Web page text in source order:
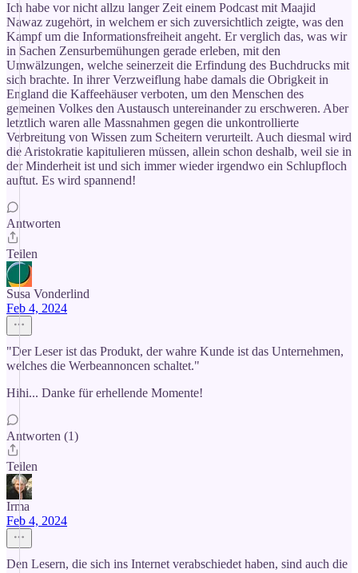
Ich habe vor nicht allzu langer Zeit einem Podcast mit Maajid
Nawaz zugehört, in welchem er sich zuversichtlich zeigte, was den
Kampf um die Informationsfreiheit angeht. Er verglich das, was wir
in Sachen Zensurbemühungen gerade erleben, mit den
Umwälzungen, welche seinerzeit die Erfindung des Buchdrucks mit
sich brachte. In ihrer Verzweiflung habe damals die Obrigkeit in
England die Kaffeehäuser verboten, um den Menschen des
gemeinen Volkes den Austausch untereinander zu erschweren. Aber
letztlich waren alle Massnahmen gegen die unkontrollierte
Verbreitung von Wissen zum Scheitern verurteilt. Auch diesmal wird
die Aristokratie kapitulieren müssen, allein schon deshalb, weil sie in
der Minderheit ist und sich immer wieder irgendwo ein Schlupfloch
auftut. Es wird spannend!
Antworten
Teilen
Susa Vonderlind
Feb 4, 2024
"Der Leser ist das Produkt, der wahre Kunde ist das Unternehmen,
welches die Werbeannoncen schaltet."
Hihi... Danke für erhellende Momente!
Antworten (1)
Teilen
Irma
Feb 4, 2024
Den Lesern, die sich ins Internet verabschiedet haben, sind auch die